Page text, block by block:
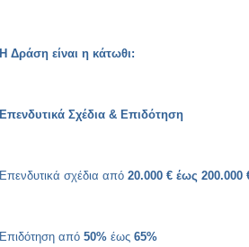
Η Δράση είναι η κάτωθι:
Επενδυτικά Σχέδια & Επιδότηση
Επενδυτικά σχέδια από 20.000 € έως 200.000
Επιδότηση από 50% έως 65%